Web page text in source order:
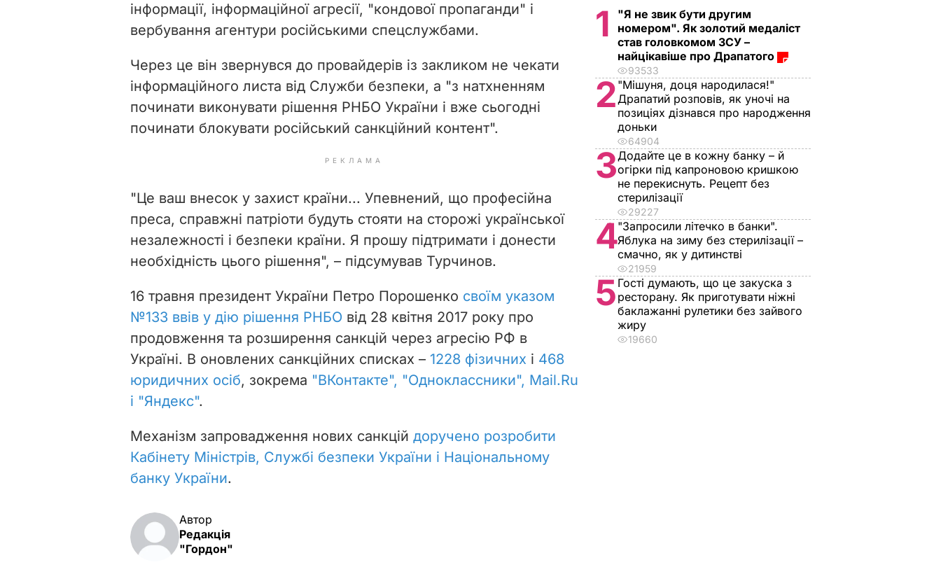
інформації, інформаційної агресії, "кондової пропаганди" і
вербування агентури російськими спецслужбами.
Через це він звернувся до провайдерів із закликом не чекати
інформаційного листа від Служби безпеки, а "з натхненням
починати виконувати рішення РНБО України і вже сьогодні
починати блокувати російський санкційний контент".
РЕКЛАМА
"Це ваш внесок у захист країни... Упевнений, що професійна
преса, справжні патріоти будуть стояти на сторожі української
незалежності і безпеки країни. Я прошу підтримати і донести
необхідність цього рішення", – підсумував Турчинов.
16 травня президент України Петро Порошенко своїм указом
№133 ввів у дію рішення РНБО від 28 квітня 2017 року про
продовження та розширення санкцій через агресію РФ в
Україні. В оновлених санкційних списках – 1228 фізичних і 468
юридичних осіб, зокрема "ВКонтакте", "Одноклассники", Mail.Ru
і "Яндекс".
Механізм запровадження нових санкцій доручено розробити
Кабінету Міністрів, Службі безпеки України і Національному
банку України.
Автор
Редакція
"Гордон"
1
"Я не звик бути другим
номером". Як золотий медаліст
став головкомом ЗСУ –
найцікавіше про Драпатого
93533
2 "Мішуня, доця народилася!"
Драпатий розповів, як уночі на
позиціях дізнався про народження
доньки
64904
3Додайте це в кожну банку – й
огірки під капроновою кришкою
не перекиснуть. Рецепт без
стерилізації
29227
4"Запросили літечко в банки".
Яблука на зиму без стерилізації –
смачно, як у дитинстві
21959
5 Гості думають, що це закуска з
ресторану. Як приготувати ніжні
баклажанні рулетики без зайвого
жиру
19660